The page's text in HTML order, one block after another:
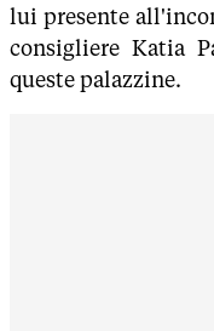
lui presente
consigliere Katia
queste palazzine.